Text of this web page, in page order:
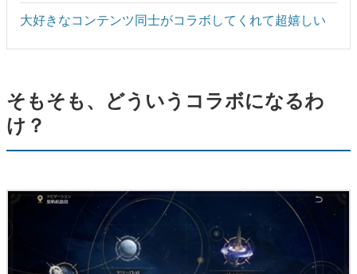
大好きなコンテンツ同士がコラボしてくれて超嬉しい
そもそも、どういうコラボになるわ
け？